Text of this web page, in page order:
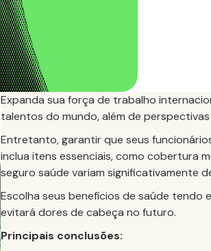
Expanda sua força de trabalho
talentos do mundo, além de
Entretanto, garantir que seus
inclua itens essenciais, como cobertura
seguro saúde variam significativamente
Escolha seus benefícios de saúde tendo
evitará dores de cabeça no futuro.
Principais conclusões: